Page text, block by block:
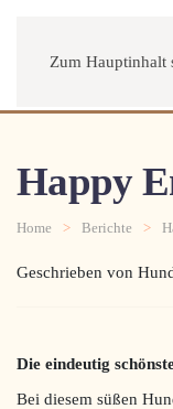
Zum Hauptinhalt
Menü
Happy
Home Berichte
Geschrieben von
Die eindeutig
Bei diesem süßen